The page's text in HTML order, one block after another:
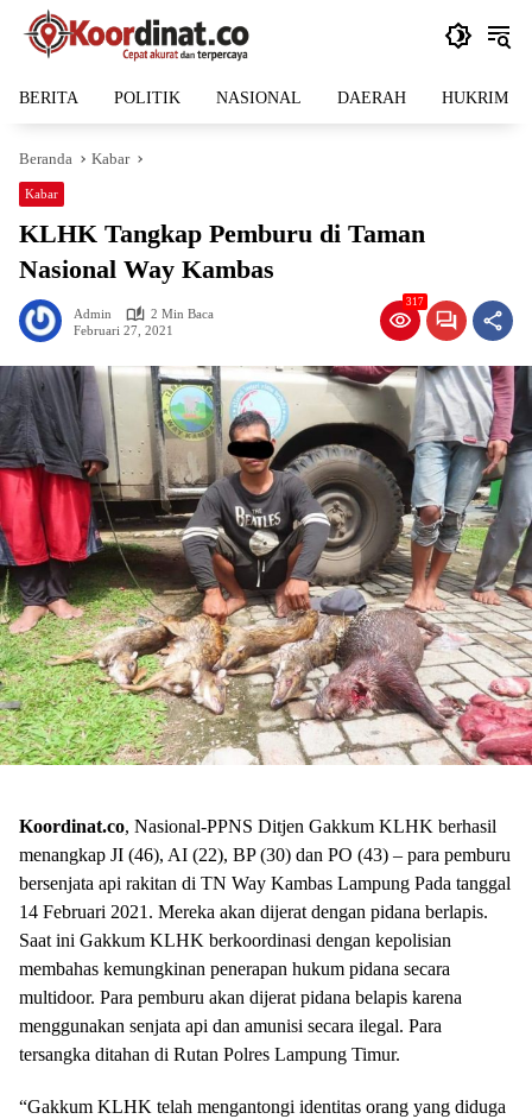
Langsung
BERITA POLITIK NASIONAL DAERAH HUKRIM
Beranda Kabar
Kabar
KLHK Tangkap Pemburu di Taman
Nasional Way Kambas
Admin
2 Min Baca
Februari 27, 2021
317
Koordinat.co, Nasional-PPNS Ditjen Gakkum KLHK berhasil
menangkap JI (46), AI (22), BP (30) dan PO (43) – para pemburu
bersenjata api rakitan di TN Way Kambas Lampung Pada tanggal
14 Februari 2021. Mereka akan dijerat dengan pidana berlapis.
Saat ini Gakkum KLHK berkoordinasi dengan kepolisian
membahas kemungkinan penerapan hukum pidana secara
multidoor. Para pemburu akan dijerat pidana belapis karena
menggunakan senjata api dan amunisi secara ilegal. Para
tersangka ditahan di Rutan Polres Lampung Timur.
“Gakkum KLHK telah mengantongi identitas orang yang diduga